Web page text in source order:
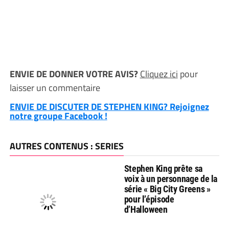
ENVIE DE DONNER VOTRE AVIS?Cliquez ici pour
laisser un commentaire
ENVIE DE DISCUTER DE STEPHEN KING? Rejoignez
notre groupe Facebook !
AUTRES CONTENUS : SERIES
Stephen King prête sa
voix à un personnage de la
série « Big City Greens »
pour l’épisode
d’Halloween